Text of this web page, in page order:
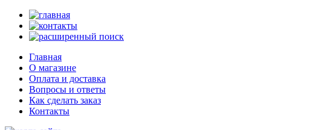
Главная
О магазине
Оплата и доставка
Вопросы и ответы
Как сделать заказ
Контакты